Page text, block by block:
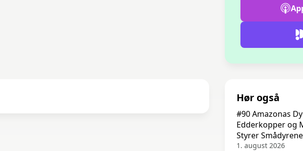
Hør også
#90 Amazonas
Edderkopper og
Styrer
1. august 2026